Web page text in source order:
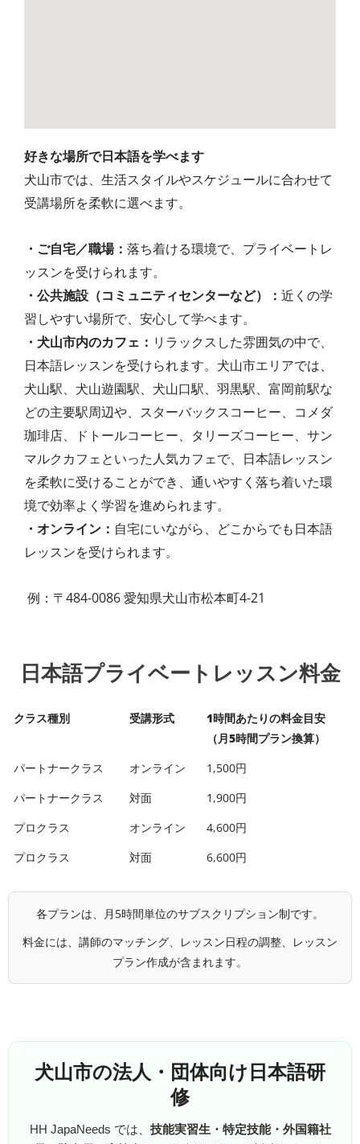
好きな場所で日本語を学べます
犬山市では、生活スタイルやスケジュールに合わせて
受講場所を柔軟に選べます。
・ご自宅／職場： 落ち着ける環境で、プライベートレ
ッスンを受けられます。
・公共施設（コミュニティセンターなど）： 近くの学
習しやすい場所で、安心して学べます。
・犬山市内のカフェ： リラックスした雰囲気の中で、
日本語レッスンを受けられます。犬山市エリアでは、
犬山駅、犬山遊園駅、犬山口駅、羽黒駅、富岡前駅な
どの主要駅周辺や、スターバックスコーヒー、コメダ
珈琲店、ドトールコーヒー、タリーズコーヒー、サン
マルクカフェといった人気カフェで、日本語レッスン
を柔軟に受けることができ、通いやすく落ち着いた環
境で効率よく学習を進められます。
・オンライン： 自宅にいながら、どこからでも日本語
レッスンを受けられます。
例：〒484-0086 愛知県犬山市松本町4-21
日本語プライベートレッスン料金
クラス種別 受講形式
1時間あたりの料金目安
（月5時間プラン換算）
パートナークラス
オンライン
1,500円
パートナークラス
対面
1,900円
プロクラス
オンライン
4,600円
プロクラス
対面 6,600円
各プランは、月5時間単位のサブスクリプション制です。
料金には、講師のマッチング、レッスン日程の調整、レッスン
プラン作成が含まれます。
犬山市の法人・団体向け日本語研
修
HH JapaNeeds では、 技能実習生・特定技能・外国籍社